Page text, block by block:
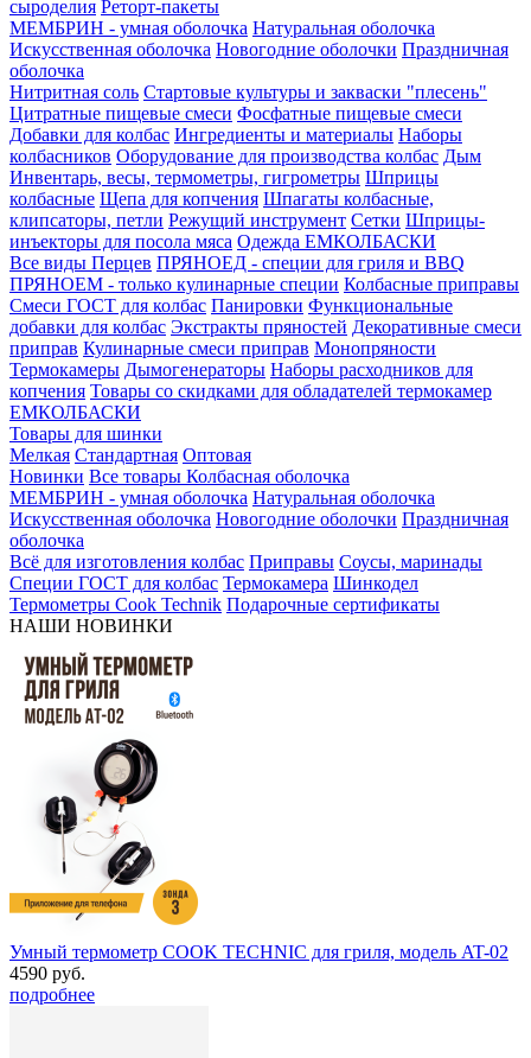
сыроделия Реторт-пакеты
МЕМБРИН - умная оболочка Натуральная оболочка
Искусственная оболочка Новогодние оболочки Праздничная
оболочка
Нитритная соль Стартовые культуры и закваски "плесень"
Цитратные пищевые смеси Фосфатные пищевые смеси
Добавки для колбас Ингредиенты и материалы Наборы
колбасников Оборудование для производства колбас Дым
Инвентарь, весы, термометры, гигрометры Шприцы
колбасные Щепа для копчения Шпагаты колбасные,
клипсаторы, петли Режущий инструмент Сетки Шприцы-
инъекторы для посола мяса Одежда ЕМКОЛБАСКИ
Все виды Перцев ПРЯНОЕД - специи для гриля и BBQ
ПРЯНОЕМ - только кулинарные специи Колбасные приправы
Смеси ГОСТ для колбас Панировки Функциональные
добавки для колбас Экстракты пряностей Декоративные смеси
приправ Кулинарные смеси приправ Монопряности
Термокамеры Дымогенераторы Наборы расходников для
копчения Товары со скидками для обладателей термокамер
ЕМКОЛБАСКИ
Товары для шинки
Мелкая Стандартная Оптовая
Новинки Все товары Колбасная оболочка
МЕМБРИН - умная оболочка Натуральная оболочка
Искусственная оболочка Новогодние оболочки Праздничная
оболочка
Всё для изготовления колбас Приправы Соусы, маринады
Специи ГОСТ для колбас Термокамера Шинкодел
Термометры Cook Technik Подарочные сертификаты
НАШИ НОВИНКИ
Умный термометр COOK TECHNIC для гриля, модель AT-02
4590 руб.
подробнее